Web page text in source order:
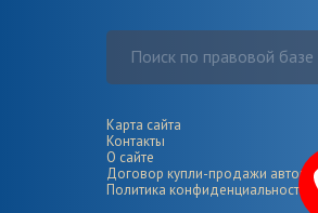
Карта сайта
Контакты
О сайте
Договор купли-продажи
Политика конфиденциальности